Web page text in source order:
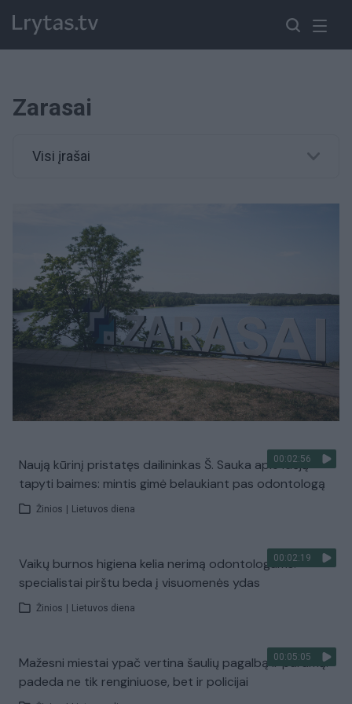
Zarasai
Visi įrašai
00:02:56
Naują kūrinį pristatęs dailininkas Š. Sauka apie idėją
tapyti baimes: mintis gimė belaukiant pas odontologą
Žinios Lietuvos diena
00:02:19
Vaikų burnos higiena kelia nerimą odontologams:
specialistai pirštu beda į visuomenės ydas
Žinios Lietuvos diena
00:05:05
Mažesni miestai ypač vertina šaulių pagalbą ir paramą:
padeda ne tik renginiuose, bet ir policijai